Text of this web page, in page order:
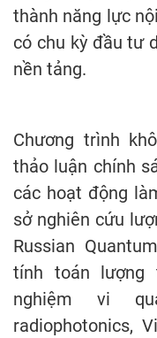
thành năng lực
có chu kỳ đầu tư
nền tảng.
Chương trình
thảo luận chính
các hoạt động
sở nghiên cứu
Russian
tính toán lượng
nghiệm vi
radiophotonics,